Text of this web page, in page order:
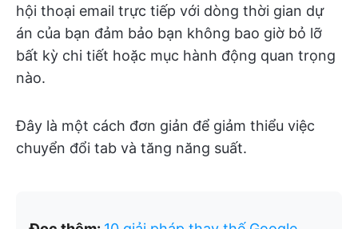
hội thoại email trực tiếp với dòng thời gian dự
án của bạn đảm bảo bạn không bao giờ bỏ lỡ
bất kỳ chi tiết hoặc mục hành động quan trọng
nào.
Đây là một cách đơn giản để giảm thiểu việc
chuyển đổi tab và tăng năng suất.